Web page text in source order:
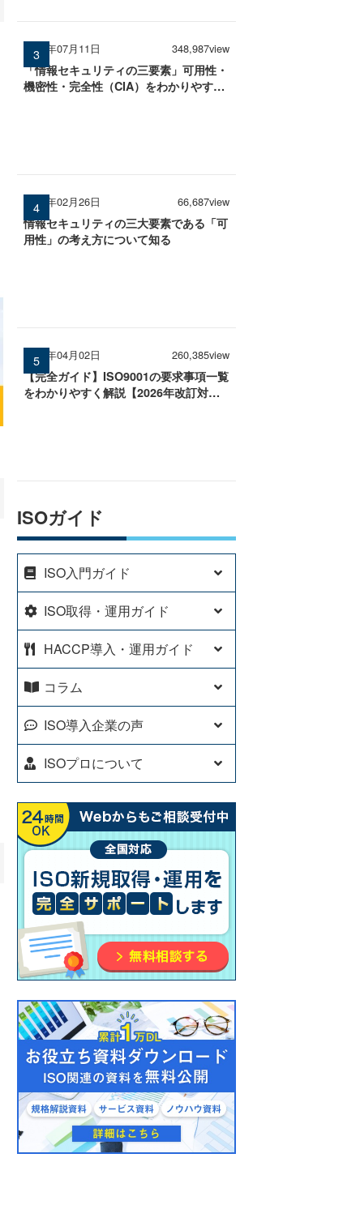
2025年07月11日 348,987view
「情報セキュリティの三要素」可用性・
機密性・完全性（CIA）をわかりやすく
2026年02月26日 66,687view
情報セキュリティの三大要素である「可
用性」の考え方について知る
2026年04月02日 260,385view
【完全ガイド】ISO9001の要求事項一覧
をわかりやすく解説【2026年改訂対
ISOガイド
ISO入門ガイド
ISO取得・運用ガイド
HACCP導入・運用ガイド
コラム
ISO導入企業の声
ISOプロについて